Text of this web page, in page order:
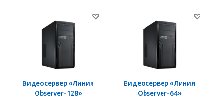
Видеосервер «Линия
Observer-128»
Видеосервер «Линия
Observer-64»